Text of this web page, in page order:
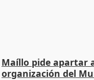
Maíllo pide apartar
organización del